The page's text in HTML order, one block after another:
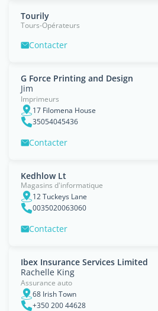
Tourily
Tours-Opérateurs
Contacter
G Force Printing and Design
Jim
Imprimeurs
17 Filomena House
35054045436
Contacter
Kedhlow Lt
Magasins d'informatique
12 Tuckeys Lane
0035020063060
Contacter
Ibex Insurance Services Limited
Rachelle King
Assurance auto
68 Irish Town
+350 200 44628